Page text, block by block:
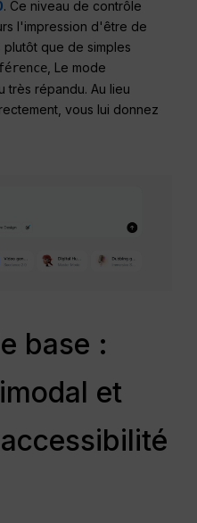
. Ce niveau de contrôle
l'impression d'être de
que de simples
, Le mode
très répandu. Au lieu
vous lui donnez
base :
et